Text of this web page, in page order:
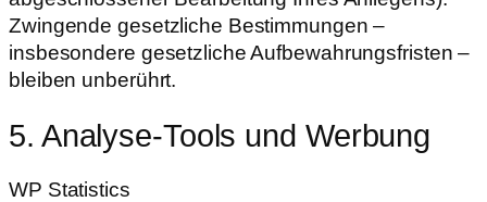
Zwingende gesetzliche Bestimmungen –
insbesondere gesetzliche Aufbewahrungsfristen –
bleiben unberührt.
5. Analyse-Tools und Werbung
WP Statistics